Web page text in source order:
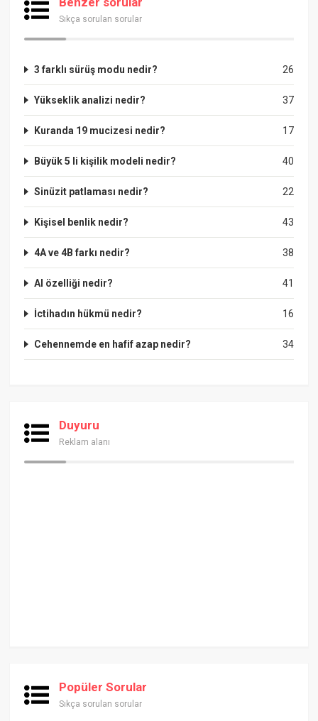
Sıkça sorulan sorular
26
3 farklı sürüş modu nedir?
37
Yükseklik analizi nedir?
17
Kuranda 19 mucizesi nedir?
40
Büyük 5 li kişilik modeli nedir?
22
Sinüzit patlaması nedir?
43
Kişisel benlik nedir?
38
4A ve 4B farkı nedir?
41
Al özelliği nedir?
16
İctihadın hükmü nedir?
34
Cehennemde en hafif azap nedir?
Duyuru
Reklam alanı
Popüler Sorular
Sıkça sorulan sorular